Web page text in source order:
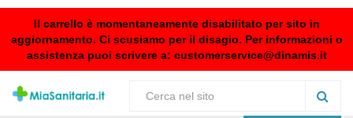
Il carrello è momentaneamente disabilitato per sito in
aggiornamento. Ci scusiamo per il disagio. Per informazioni o
assistenza puoi scrivere a: customerservice@dinamis.it